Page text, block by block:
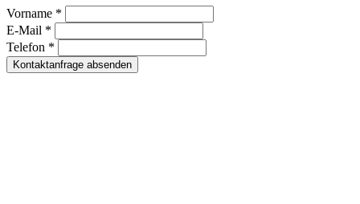
Vorname *
E-Mail *
Telefon *